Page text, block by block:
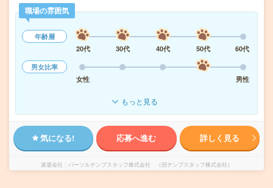
職場の雰囲気
年齢層
20代
30代 40代 50代
60代
男女比率
女性
男性
もっと見る
気になる! 応募へ進む 詳しく見る
派遣会社 パーソルテンプスタッフ株式会社 （旧テンプスタッフ株式会社）